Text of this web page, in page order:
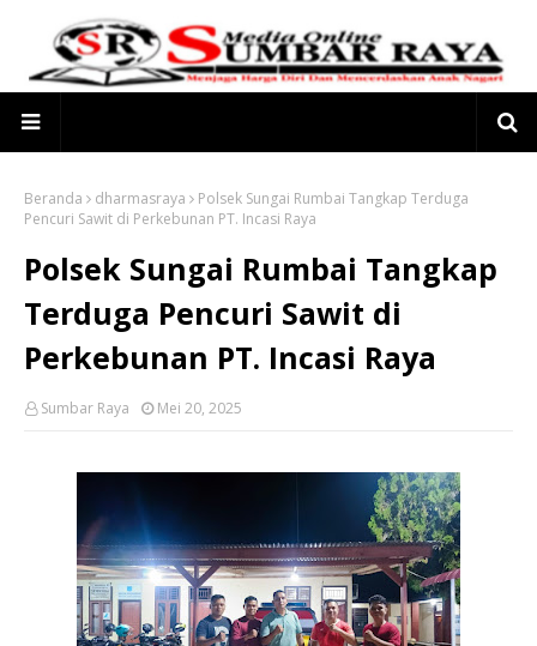
Beranda dharmasraya
Polsek Sungai Rumbai Tangkap Terduga
Pencuri Sawit di Perkebunan PT. Incasi Raya
Polsek Sungai Rumbai Tangkap
Terduga Pencuri Sawit di
Perkebunan PT. Incasi Raya
Sumbar Raya Mei 20, 2025